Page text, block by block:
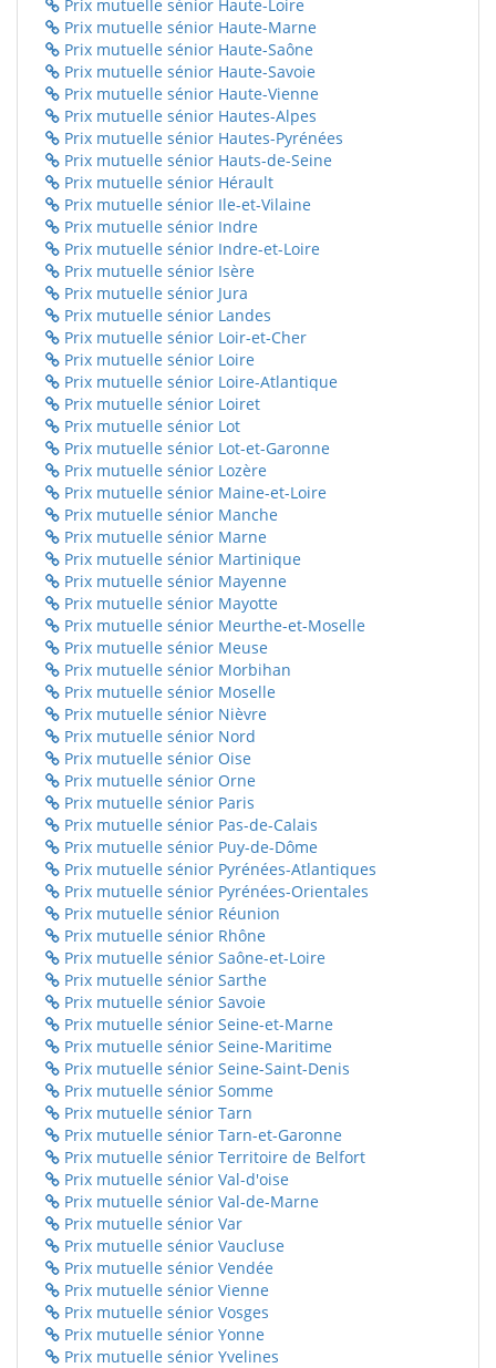
Prix mutuelle sénior Haute-Loire
Prix mutuelle sénior Haute-Marne
Prix mutuelle sénior Haute-Saône
Prix mutuelle sénior Haute-Savoie
Prix mutuelle sénior Haute-Vienne
Prix mutuelle sénior Hautes-Alpes
Prix mutuelle sénior Hautes-Pyrénées
Prix mutuelle sénior Hauts-de-Seine
Prix mutuelle sénior Hérault
Prix mutuelle sénior Ile-et-Vilaine
Prix mutuelle sénior Indre
Prix mutuelle sénior Indre-et-Loire
Prix mutuelle sénior Isère
Prix mutuelle sénior Jura
Prix mutuelle sénior Landes
Prix mutuelle sénior Loir-et-Cher
Prix mutuelle sénior Loire
Prix mutuelle sénior Loire-Atlantique
Prix mutuelle sénior Loiret
Prix mutuelle sénior Lot
Prix mutuelle sénior Lot-et-Garonne
Prix mutuelle sénior Lozère
Prix mutuelle sénior Maine-et-Loire
Prix mutuelle sénior Manche
Prix mutuelle sénior Marne
Prix mutuelle sénior Martinique
Prix mutuelle sénior Mayenne
Prix mutuelle sénior Mayotte
Prix mutuelle sénior Meurthe-et-Moselle
Prix mutuelle sénior Meuse
Prix mutuelle sénior Morbihan
Prix mutuelle sénior Moselle
Prix mutuelle sénior Nièvre
Prix mutuelle sénior Nord
Prix mutuelle sénior Oise
Prix mutuelle sénior Orne
Prix mutuelle sénior Paris
Prix mutuelle sénior Pas-de-Calais
Prix mutuelle sénior Puy-de-Dôme
Prix mutuelle sénior Pyrénées-Atlantiques
Prix mutuelle sénior Pyrénées-Orientales
Prix mutuelle sénior Réunion
Prix mutuelle sénior Rhône
Prix mutuelle sénior Saône-et-Loire
Prix mutuelle sénior Sarthe
Prix mutuelle sénior Savoie
Prix mutuelle sénior Seine-et-Marne
Prix mutuelle sénior Seine-Maritime
Prix mutuelle sénior Seine-Saint-Denis
Prix mutuelle sénior Somme
Prix mutuelle sénior Tarn
Prix mutuelle sénior Tarn-et-Garonne
Prix mutuelle sénior Territoire de Belfort
Prix mutuelle sénior Val-d'oise
Prix mutuelle sénior Val-de-Marne
Prix mutuelle sénior Var
Prix mutuelle sénior Vaucluse
Prix mutuelle sénior Vendée
Prix mutuelle sénior Vienne
Prix mutuelle sénior Vosges
Prix mutuelle sénior Yonne
Prix mutuelle sénior Yvelines